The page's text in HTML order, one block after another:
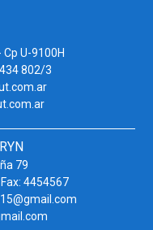
U-9100H
802/3
79
4454567